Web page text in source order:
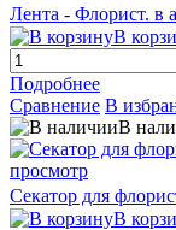
Лента - Флорист. в
В
Подробнее
Сравнение В
В
просмотр
Секатор для
В